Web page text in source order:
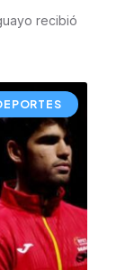
recibió